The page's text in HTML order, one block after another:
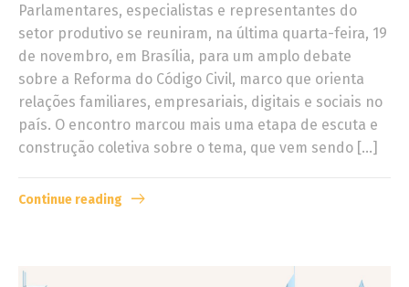
Parlamentares, especialistas e representantes do
setor produtivo se reuniram, na última quarta-feira, 19
de novembro, em Brasília, para um amplo debate
sobre a Reforma do Código Civil, marco que orienta
relações familiares, empresariais, digitais e sociais no
país. O encontro marcou mais uma etapa de escuta e
construção coletiva sobre o tema, que vem sendo […]
Continue reading